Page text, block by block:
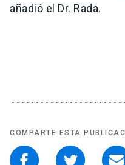
añadió el Dr. Rada.
COMPARTE ESTA